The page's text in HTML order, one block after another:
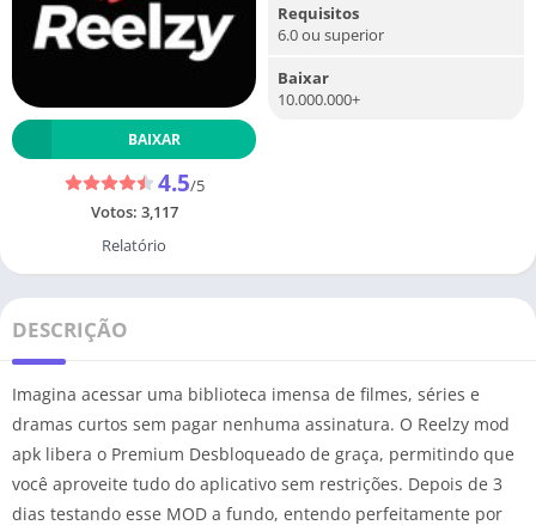
BAIXAR
4.5/5
Votos: 3,117
Relatório
Requisitos
6.0 ou superior
Baixar
10.000.000+
DESCRIÇÃO
Imagina acessar uma biblioteca imensa de filmes, séries e
dramas curtos sem pagar nenhuma assinatura. O Reelzy mod
apk libera o Premium Desbloqueado de graça, permitindo que
você aproveite tudo do aplicativo sem restrições. Depois de 3
dias testando esse MOD a fundo, entendo perfeitamente por